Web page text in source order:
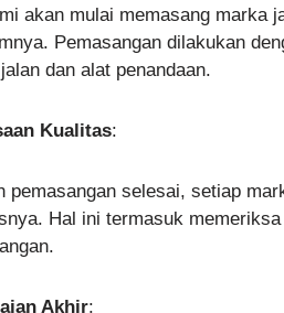
akan mulai memasang marka
Pemasangan dilakukan
dan alat penandaan.
Kualitas:
pemasangan selesai, setiap
Hal ini termasuk
Akhir: